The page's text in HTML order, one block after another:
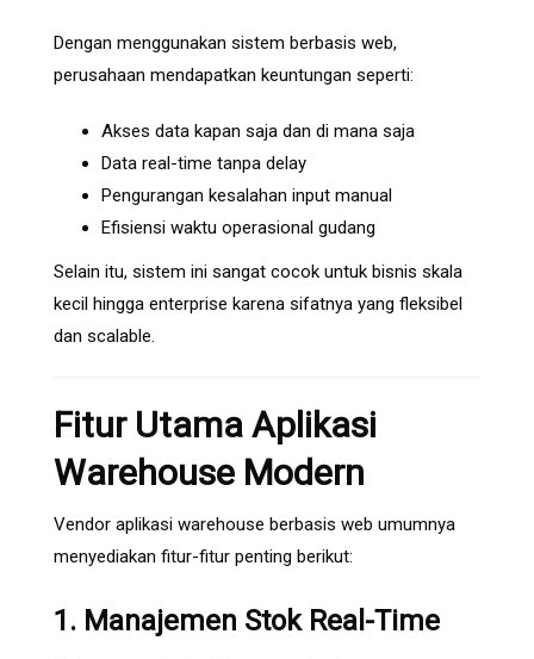
Dengan menggunakan sistem berbasis web,
perusahaan mendapatkan keuntungan seperti:
Akses data kapan saja dan di mana saja
Data real-time tanpa delay
Pengurangan kesalahan input manual
Efisiensi waktu operasional gudang
Selain itu, sistem ini sangat cocok untuk bisnis skala
kecil hingga enterprise karena sifatnya yang fleksibel
dan scalable.
Fitur Utama Aplikasi
Warehouse Modern
Vendor aplikasi warehouse berbasis web umumnya
menyediakan fitur-fitur penting berikut:
1. Manajemen Stok Real-Time